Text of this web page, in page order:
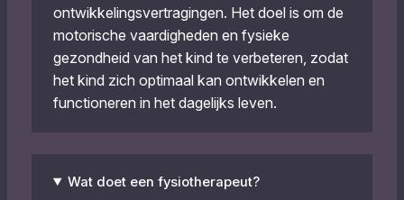
ontwikkelingsvertragingen. Het doel is om de
motorische vaardigheden en fysieke
gezondheid van het kind te verbeteren, zodat
het kind zich optimaal kan ontwikkelen en
functioneren in het dagelijks leven.
Wat doet een fysiotherapeut?